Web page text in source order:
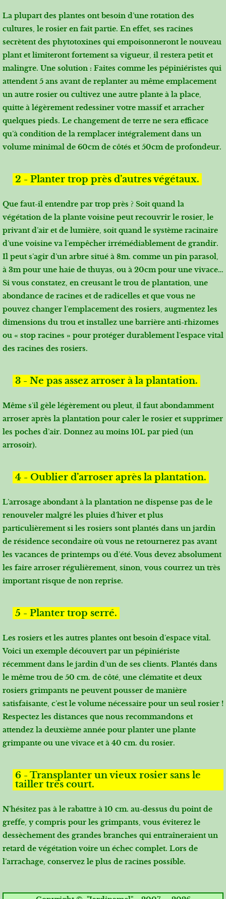
La plupart des plantes ont besoin d’une rotation des
cultures, le rosier en fait partie. En effet, ses racines
secrètent des phytotoxines qui empoisonneront le nouveau
plant et limiteront fortement sa vigueur, il restera petit et
malingre. Une solution : Faites comme les pépiniéristes qui
attendent 5 ans avant de replanter au même emplacement
un autre rosier ou cultivez une autre plante à la place,
quitte à légèrement redessiner votre massif et arracher
quelques pieds. Le changement de terre ne sera efficace
qu’à condition de la remplacer intégralement dans un
volume minimal de 60cm de côtés et 50cm de profondeur.
2 - Planter trop près d’autres végétaux.
Que faut-il entendre par trop près ? Soit quand la
végétation de la plante voisine peut recouvrir le rosier, le
privant d’air et de lumière, soit quand le système racinaire
d’une voisine va l’empêcher irrémédiablement de grandir.
Il peut s’agir d’un arbre situé à 8m. comme un pin parasol,
à 3m pour une haie de thuyas, ou à 20cm pour une vivace…
Si vous constatez, en creusant le trou de plantation, une
abondance de racines et de radicelles et que vous ne
pouvez changer l’emplacement des rosiers, augmentez les
dimensions du trou et installez une barrière anti-rhizomes
ou « stop racines » pour protéger durablement l’espace vital
des racines des rosiers.
3 - Ne pas assez arroser à la plantation.
Même s’il gèle légèrement ou pleut, il faut abondamment
arroser après la plantation pour caler le rosier et supprimer
les poches d’air. Donnez au moins 10L par pied (un
arrosoir).
4 - Oublier d’arroser après la plantation.
L’arrosage abondant à la plantation ne dispense pas de le
renouveler malgré les pluies d’hiver et plus
particulièrement si les rosiers sont plantés dans un jardin
de résidence secondaire où vous ne retournerez pas avant
les vacances de printemps ou d’été. Vous devez absolument
les faire arroser régulièrement, sinon, vous courrez un très
important risque de non reprise.
5 - Planter trop serré.
Les rosiers et les autres plantes ont besoin d’espace vital.
Voici un exemple découvert par un pépiniériste
récemment dans le jardin d’un de ses clients. Plantés dans
le même trou de 50 cm. de côté, une clématite et deux
rosiers grimpants ne peuvent pousser de manière
satisfaisante, c’est le volume nécessaire pour un seul rosier !
Respectez les distances que nous recommandons et
attendez la deuxième année pour planter une plante
grimpante ou une vivace et à 40 cm. du rosier.
6 - Transplanter un vieux rosier sans le
tailler très court.
N’hésitez pas à le rabattre à 10 cm. au-dessus du point de
greffe, y compris pour les grimpants, vous éviterez le
dessèchement des grandes branches qui entraîneraient un
retard de végétation voire un échec complet. Lors de
l’arrachage, conservez le plus de racines possible.